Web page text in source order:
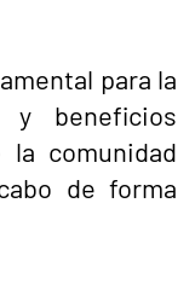
para la
beneficios
comunidad
de forma